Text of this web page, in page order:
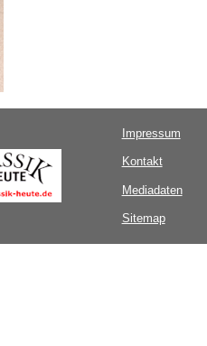
Impressum
Kontakt
Mediadaten
Sitemap